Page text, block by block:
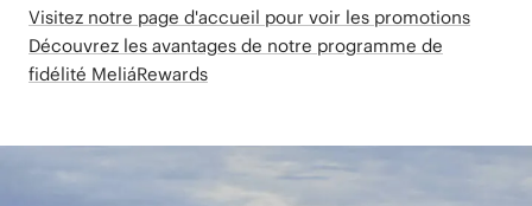
Visitez notre page d'accueil pour voir les promotions
Découvrez les avantages de notre programme de
fidélité MeliáRewards